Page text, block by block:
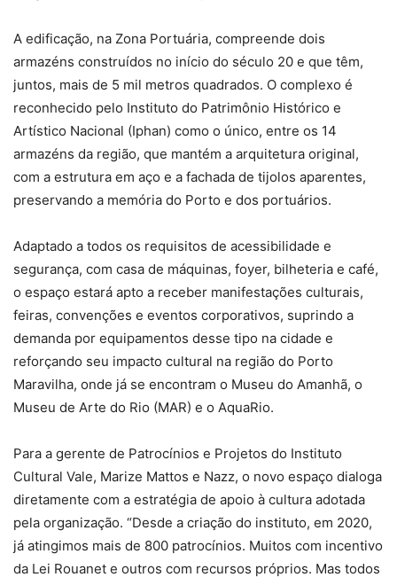
A edificação, na Zona Portuária, compreende dois
armazéns construídos no início do século 20 e que têm,
juntos, mais de 5 mil metros quadrados. O complexo é
reconhecido pelo Instituto do Patrimônio Histórico e
Artístico Nacional (Iphan) como o único, entre os 14
armazéns da região, que mantém a arquitetura original,
com a estrutura em aço e a fachada de tijolos aparentes,
preservando a memória do Porto e dos portuários.
Adaptado a todos os requisitos de acessibilidade e
segurança, com casa de máquinas, foyer, bilheteria e café,
o espaço estará apto a receber manifestações culturais,
feiras, convenções e eventos corporativos, suprindo a
demanda por equipamentos desse tipo na cidade e
reforçando seu impacto cultural na região do Porto
Maravilha, onde já se encontram o Museu do Amanhã, o
Museu de Arte do Rio (MAR) e o AquaRio.
Para a gerente de Patrocínios e Projetos do Instituto
Cultural Vale, Marize Mattos e Nazz, o novo espaço dialoga
diretamente com a estratégia de apoio à cultura adotada
pela organização. “Desde a criação do instituto, em 2020,
já atingimos mais de 800 patrocínios. Muitos com incentivo
da Lei Rouanet e outros com recursos próprios. Mas todos